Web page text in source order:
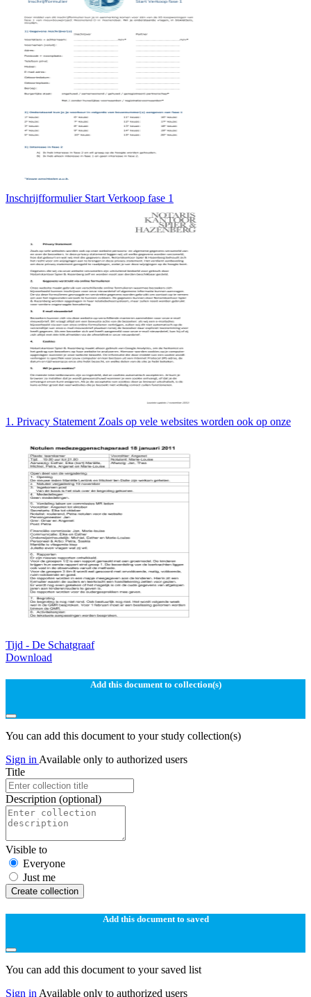
Inschrijfformulier Start Verkoop fase 1
1. Privacy Statement Zoals op vele websites worden ook op onze
Tijd - De Schatgraaf
Download
Add this document to collection(s)
You can add this document to your study collection(s)
Sign in Available only to authorized users
Title
Description (optional)
Visible to
Everyone
Just me
Create collection
Add this document to saved
You can add this document to your saved list
Sign in Available only to authorized users